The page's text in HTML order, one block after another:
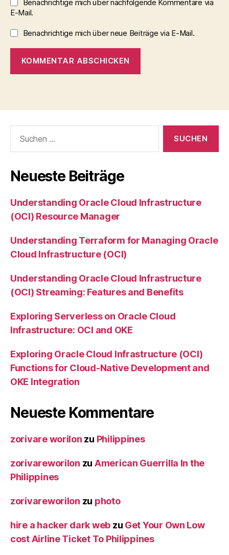
Benachrichtige mich über nachfolgende Kommentare via
E-Mail.
Benachrichtige mich über neue Beiträge via E-Mail.
nach:
Neueste Beiträge
Understanding Oracle Cloud Infrastructure
(OCI) Resource Manager
Understanding Terraform for Managing Oracle
Cloud Infrastructure (OCI)
Understanding Oracle Cloud Infrastructure
(OCI) Streaming: Features and Benefits
Exploring Serverless on Oracle Cloud
Infrastructure: OCI and OKE
Exploring Oracle Cloud Infrastructure (OCI)
Functions for Cloud-Native Development and
OKE Integration
Neueste Kommentare
zorivare worilon zu Philippines
zorivareworilon zu American Guerrilla In the
Philippines
zorivareworilon zu photo
hire a hacker dark web zu Get Your Own Low
cost Airline Ticket To Philippines